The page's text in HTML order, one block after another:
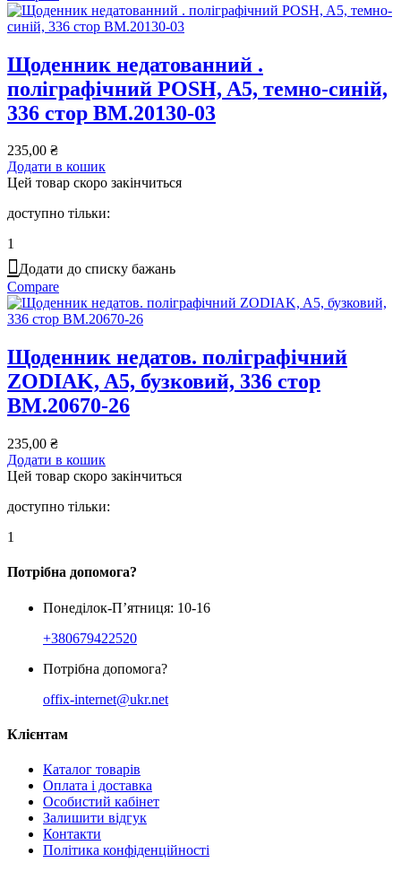
Щоденник недатованний .
поліграфічний POSH, A5, темно-синій,
336 стор BM.20130-03
235,00 ₴
Додати в кошик
Цей товар скоро закінчиться
доступно тільки:
1
Додати до списку бажань
Compare
Щоденник недатов. поліграфічний
ZODIAK, A5, бузковий, 336 стор
BM.20670-26
235,00 ₴
Додати в кошик
Цей товар скоро закінчиться
доступно тільки:
1
Потрібна допомога?
Понеділок-П’ятниця: 10-16
+380679422520
Потрібна допомога?
offix-internet@ukr.net
Клієнтам
Каталог товарів
Оплата і доставка
Особистий кабінет
Залишити відгук
Контакти
Політика конфіденційності